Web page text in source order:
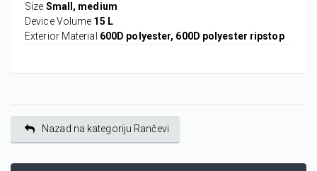
Size Small, medium
Device Volume 15 L
Exterior Material 600D polyester, 600D polyester ripstop
Nazad na kategoriju Rančevi